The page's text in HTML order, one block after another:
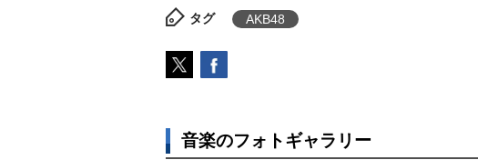
タグ AKB48
音楽のフォトギャラリー